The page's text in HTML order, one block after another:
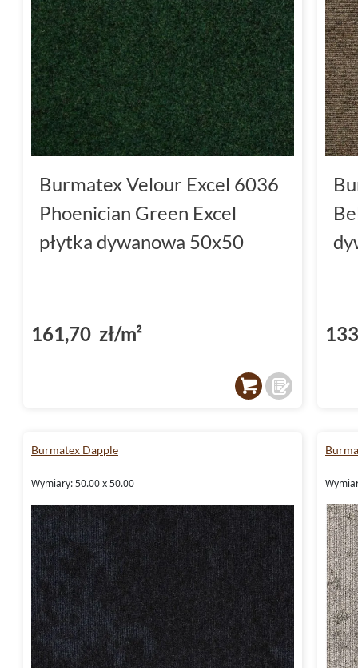
Burmatex Velour Excel 6036
Phoenician Green Excel
płytka dywanowa 50x50
161,70 zł/m²
Burmatex Dapple
Wymiary: 50.00 x 50.00